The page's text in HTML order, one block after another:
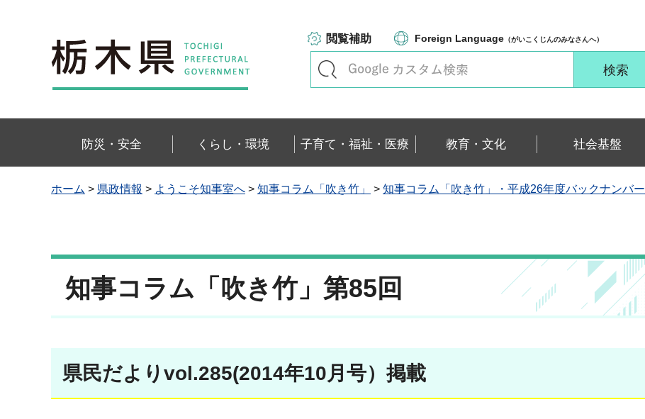
栃木県
閲覧補助 Foreign Language （がいこくじんのみなさんへ）
防災・安全 くらし・環境 子育て・福祉・医療 教育・文化 社会基盤
ホーム > 県政情報 > ようこそ知事室へ > 知事コラム「吹き竹」 > 知事コラム「吹き竹」・平成26年度バックナンバー
知事コラム「吹き竹」第85回
県民だよりvol.285(2014年10月号）掲載